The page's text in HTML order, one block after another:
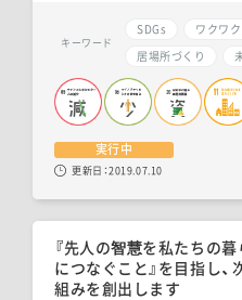
キーワード
SDGs ワクワク
居場所づくり
実行中
更新日：2019.07.10
『先人の智慧を私たちの
につなぐこと』を目指し
組みを創出します